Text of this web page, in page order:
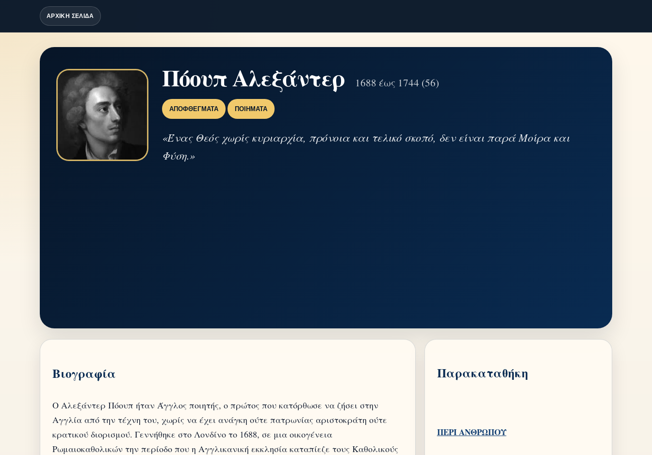
ΑΡΧΙΚΗ ΣΕΛΙΔΑ
Πόουπ Αλεξάντερ 1688 έως 1744 (56)
ΑΠΟΦΘΈΓΜΑΤΑ ΠΟΙΉΜΑΤΑ
«Ένας Θεός χωρίς κυριαρχία, πρόνοια και τελικό σκοπό, δεν είναι παρά Μοίρα και
Φύση.»
Βιογραφία
Ο Αλεξάντερ Πόουπ ήταν Άγγλος ποιητής, ο πρώτος που κατόρθωσε να ζήσει στην
Αγγλία από την τέχνη του, χωρίς να έχει ανάγκη ούτε πατρωνίας αριστοκράτη ούτε
κρατικού διορισμού. Γεννήθηκε στο Λονδίνο το 1688, σε μια οικογένεια
Ρωμαιοκαθολικών την περίοδο που η Αγγλικανική εκκλησία καταπίεζε τους Καθολικούς
Παρακαταθήκη
ΠΕΡΙ ΑΝΘΡΩΠΟΥ